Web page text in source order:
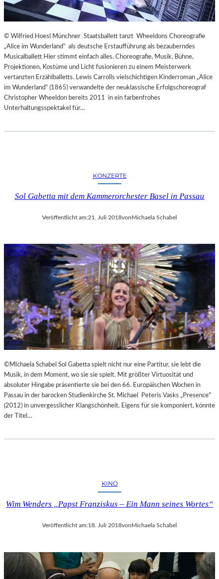
© Wilfried Hoesl Münchner Staatsballett tanzt Wheeldons Choreografie
„Alice im Wunderland“ als deutsche Erstaufführung als bezauberndes
Musicalballett Hier stimmt einfach alles. Choreografie, Musik, Bühne,
Projektionen, Kostüme und Licht fusionieren zu einem Meisterwerk
vertanzten Erzählballetts. Lewis Carrolls vielschichtigen Kinderroman „Alice
im Wunderland“ (1865) verwandelte der neuklassische Erfolgschoreograf
Christopher Wheeldon bereits 2011 in ein farbenfrohes
Unterhaltungsspektakel für…
KONZERTE
Sol Gabetta mit dem Kammerorchester Basel in Passau
Veröffentlicht am:21. Juli 2018vonMichaela Schabel
©MIchaela Schabel Sol Gabetta spielt nicht nur eine Partitur, sie lebt die
Musik, in dem Moment, wo sie sie spielt. Mit größter Virtuosität und
absoluter Hingabe präsentierte sie bei den 66. Europäischen Wochen in
Passau in der barocken Studienkirche St. Michael Peteris Vasks „Presence“
(2012) in unvergesslicher Klangschönheit. Eigens für sie komponiert, könnte
der Titel…
KINO
Wim Wenders „Papst Franziskus – Ein Mann seines Wortes“
Veröffentlicht am:18. Juli 2018von Michaela Schabel